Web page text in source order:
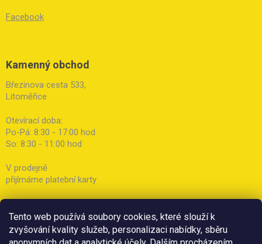
Tento web používá soubory cookies, které slouží k
zvyšování kvality služeb, personalizaci nabídky, sběru
Facebook
Kamenný obchod
Březinova cesta 533,
Litoměřice
Otevírací doba:
Po-Pá: 8:30 - 17:00 hod
So: 8:30 - 11:00 hod
V prodejně
přijímáme platební karty